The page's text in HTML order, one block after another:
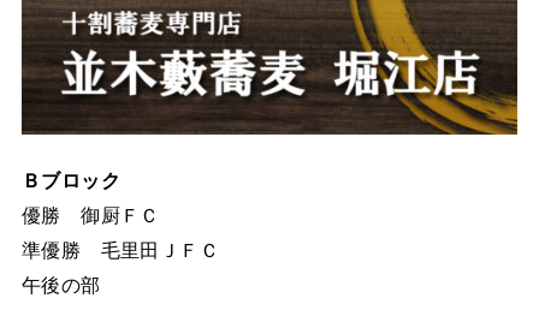
Ｂブロック
優勝 御厨ＦＣ
準優勝 毛里田ＪＦＣ
午後の部